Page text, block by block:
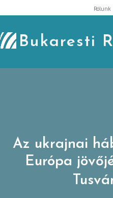
to
content
Rólunk
Bukaresti
Az ukrajnai
Európa